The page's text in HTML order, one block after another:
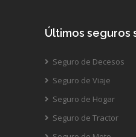
Últimos seguros
Seguro de Decesos
Seguro de Viaje
Seguro de Hogar
Seguro de Tractor